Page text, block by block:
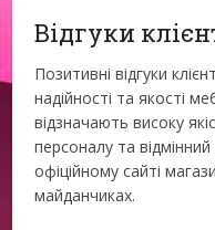
Відгуки
Позитивні відгуки
надійності та якості
відзначають високу
персоналу та
офіційному сайті
майданчиках.